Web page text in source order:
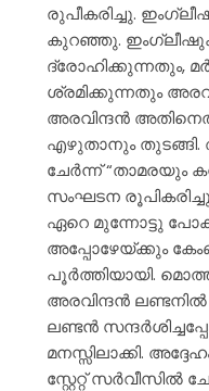
രുപീകരിച്ചു.
കുറഞ്ഞു.
ദ്രോഹിക്കുന്നതും,
ശ്രമിക്കുന്നതും
അരവിന്ദൻ
എഴുതാനും തുടങ്ങി.
ചേർന്ന് “താമരയും
സംഘടന
ഏറെ മുന്നോട്ടു
അപ്പോഴേയ്ക്കും
പൂർത്തിയായി.
അരവിന്ദൻ
ലണ്ടൻ
മനസ്സിലാക്കി.
സ്റ്റേറ്റ് സർവീസിൽ